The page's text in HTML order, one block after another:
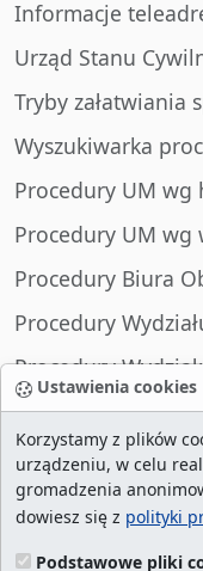
Ustawienia cookies
Korzystamy z plików
urządzeniu, w celu
gromadzenia
dowiesz się z polityki
Podstawowe pliki
Informacje
Urząd Stanu
Tryby załatwiania
Wyszukiwarka
Procedury UM wg
Procedury UM wg
Procedury Biura
Procedury
Procedury
Procedury
liczba wizyt:
najczęściej